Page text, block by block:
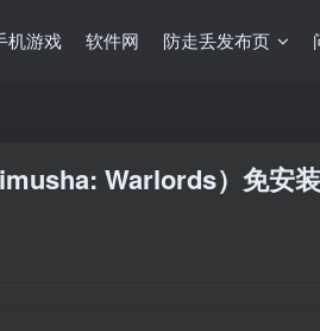
机游戏 软件网 防走丢发布页
Warlords）免安